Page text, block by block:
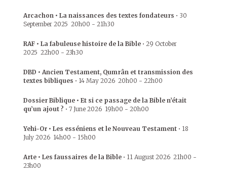
Arcachon • La naissances des textes fondateurs • 30
September 2025 20h00 - 21h30
RAF • La fabuleuse histoire de la Bible • 29 October
2025 22h00 - 23h30
DBD • Ancien Testament, Qumrân et transmission des
textes bibliques • 14 May 2026 20h00 - 22h00
Dossier Biblique • Et si ce passage de la Bible n’était
qu’un ajout ? • 7 June 2026 19h00 - 20h00
Yehi-Or • Les esséniens et le Nouveau Testament • 18
July 2026 14h00 - 15h00
Arte • Les faussaires de la Bible • 11 August 2026 21h00 -
23h00